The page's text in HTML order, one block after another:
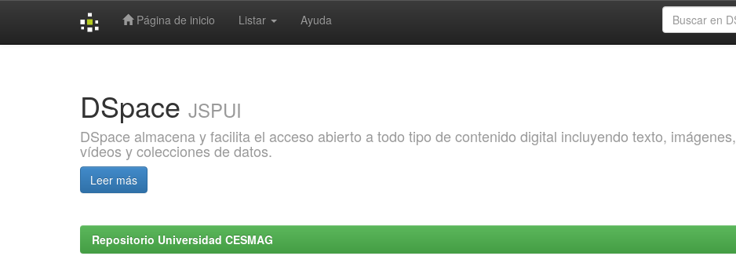
Página de inicio Listar Ayuda
DSpace JSPUI
DSpace almacena y facilita el acceso abierto a todo tipo de contenido digital incluyendo texto, imágenes,
vídeos y colecciones de datos.
Leer más
Repositorio Universidad CESMAG